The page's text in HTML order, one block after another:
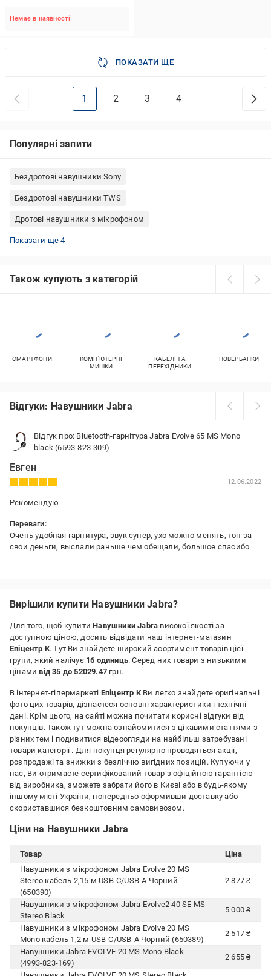
Немає в наявності
ПОКАЗАТИ ЩЕ
1 2 3 4
Популярні запити
Бездротові навушники Sony
Бездротові навушники TWS
Дротові навушники з мікрофоном
Бездротові навушники для Android
Бездротові навушники Marshall
Навушники вкладиші дротові
Бездротові навушники JBL
Показати ще 4
Також купують з категорій
СМАРТФОНИ
КОМП'ЮТЕРНІ
МИШКИ
КАБЕЛІ ТА
ПЕРЕХІДНИКИ
ПОВЕРБАНКИ
Відгуки: Навушники Jabra
Відгук про: Bluetooth-гарнітура Jabra Evolve 65 MS Mono
black (6593-823-309)
Евген
12.06.2022
Рекомендую
Переваги:
Очень удобная гарнитура, звук супер, ухо можно менять, топ за
свои деньги, выслали раньше чем обещали, большое спасибо
Вирішили купити Навушники Jabra?
Для того, щоб купитиНавушники Jabra високої якості за
доступною ціною, досить відвідати наш інтернет-магазин
Епіцентр К. Тут Ви знайдете широкий асортимент товарів цієї
групи, який налічує 16 одиниць. Серед них товари з низькими
цінамивід 35 до 52029.47 грн.
В інтернет-гіпермаркеті Епіцентр КВи легко знайдете оригінальні
фото цих товарів, дізнаєтеся основні характеристики і технічні
дані. Крім цього, на сайті можна почитати корисні відгуки від
покупців. Також тут можна ознайомитися з цікавими статтями з
різних тем і подивитися відеоогляди на найбільш затребувані
товари категорії . Для покупця регулярно проводяться акції,
розпродажі та знижки з безліччю вигідних позицій. Купуючи у
нас, Ви отримаєте сертифікований товар з офіційною гарантією
від виробника, зможете забрати його в Києві або в будь-якому
іншому місті України, попередньо оформивши доставку або
скориставшися безкоштовним самовивозом.
Ціни на Навушники Jabra
Товар
Ціна
Навушники з мікрофоном Jabra Evolve 20 MS
Stereo кабель 2,15 м USB-C/USB-A Чорний
(650390)
2 877 ₴
Навушники з мікрофоном Jabra Evolve2 40 SE MS
Stereo Black
5 000 ₴
Навушники з мікрофоном Jabra Evolve 20 MS
Mono кабель 1,2 м USB-C/USB-A Чорний (650389)
2 517 ₴
Навушники Jabra EVOLVE 20 MS Mono Black
(4993-823-169)
2 655 ₴